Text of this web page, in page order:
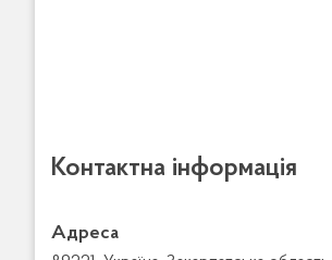
Контактна інформація
Адреса